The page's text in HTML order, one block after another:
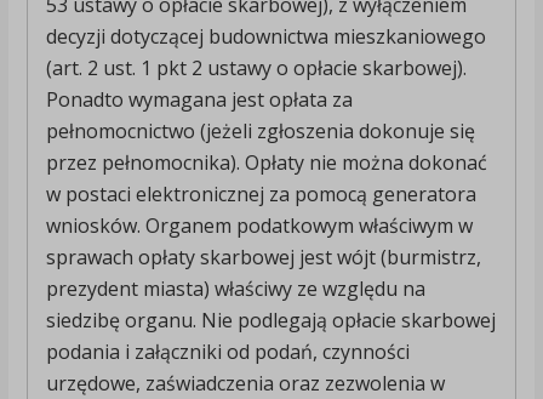
decyzji dotyczącej budownictwa mieszkaniowego
(art. 2 ust. 1 pkt 2 ustawy o opłacie skarbowej).
Ponadto wymagana jest opłata za
pełnomocnictwo (jeżeli zgłoszenia dokonuje się
przez pełnomocnika). Opłaty nie można dokonać
w postaci elektronicznej za pomocą generatora
wniosków. Organem podatkowym właściwym w
sprawach opłaty skarbowej jest wójt (burmistrz,
prezydent miasta) właściwy ze względu na
siedzibę organu. Nie podlegają opłacie skarbowej
podania i załączniki od podań, czynności
urzędowe, zaświadczenia oraz zezwolenia w